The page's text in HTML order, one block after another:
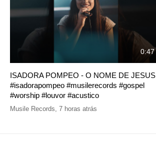
0:47
ISADORA POMPEO - O NOME DE JESUS
#isadorapompeo #musilerecords #gospel
#worship #louvor #acustico
Musile Records 7 horas atrás